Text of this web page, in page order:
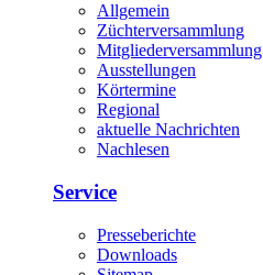
Allgemein
Züchterversammlung
Mitgliederversammlung
Ausstellungen
Körtermine
Regional
aktuelle Nachrichten
Nachlesen
Service
Presseberichte
Downloads